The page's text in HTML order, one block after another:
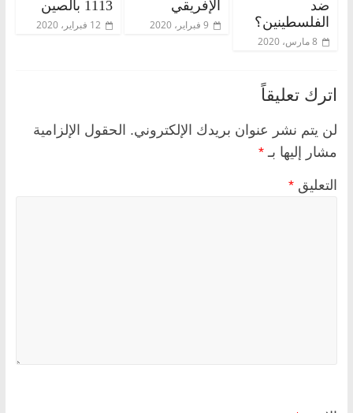
ضد
الفلسطينين؟
8 مارس، 2020
الإفريقي
9 فبراير، 2020
1113 بالصين
12 فبراير، 2020
اترك تعليقاً
لن يتم نشر عنوان بريدك الإلكتروني. الحقول الإلزامية
مشار إليها بـ *
التعليق *